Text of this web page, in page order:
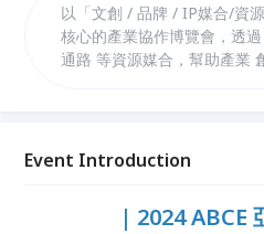
以「文創 / 品牌 / IP媒合/資
核心的產業協作博覽會，透
通路 等資源媒合，幫助產業
Event Introduction
| 2024 ABCE